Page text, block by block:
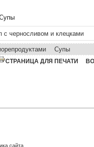
с черносливом и клецками
Супы
СТРАНИЦА ДЛЯ ПЕЧАТИ